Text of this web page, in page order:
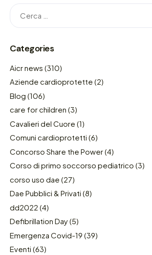
Categories
Aicr news (310)
Aziende cardioprotette (2)
Blog (106)
care for children (3)
Cavalieri del Cuore (1)
Comuni cardioprotetti (6)
Concorso Share the Power(4)
Corso di primo soccorso pediatrico (3)
corso uso dae (27)
Dae Pubblici & Privati (8)
dd2022 (4)
Defibrillation Day(5)
Emergenza Covid-19 (39)
Eventi (63)